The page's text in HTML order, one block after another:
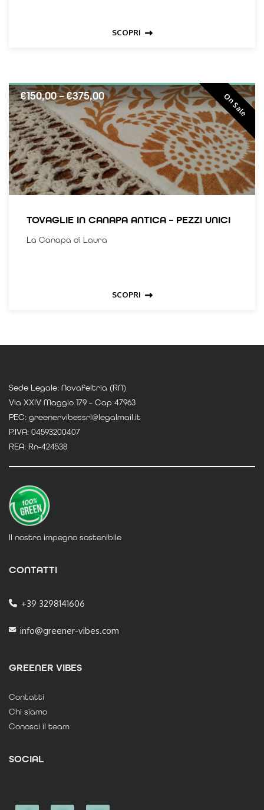
SCOPRI
On Sale
€150,00–€375,00
TOVAGLIE IN CANAPA ANTICA – PEZZI UNICI
La Canapa di Laura
SCOPRI
Sede Legale: Novafeltria (RN)
Via XXIV Maggio 179 – Cap 47963
PEC: greenervibessrl@legalmail.it
P.IVA: 04593200407
REA: Rn-424538
Il nostro impegno sostenibile
CONTATTI
+39 3298141606
info@greener-vibes.com
GREENER VIBES
Contatti
Chi siamo
Conosci il team
SOCIAL